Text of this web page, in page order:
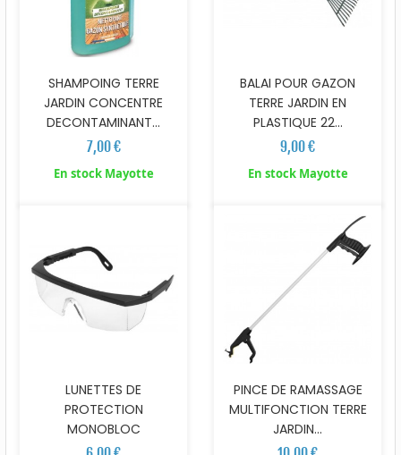
SHAMPOING TERRE
JARDIN CONCENTRE
DECONTAMINANT...
7,00 €
En stock Mayotte
BALAI POUR GAZON
TERRE JARDIN EN
PLASTIQUE 22...
9,00 €
En stock Mayotte
LUNETTES DE
PROTECTION
MONOBLOC
PINCE DE RAMASSAGE
MULTIFONCTION TERRE
JARDIN...